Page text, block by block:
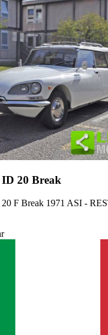
20 Break
F Break 1971 ASI -